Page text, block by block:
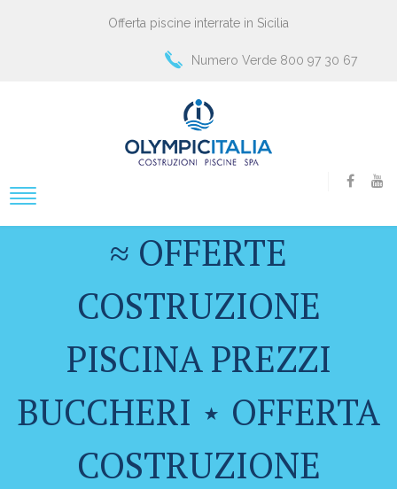
Offerta piscine interrate in Sicilia
Numero Verde 800 97 30 67
≈ OFFERTE
COSTRUZIONE
PISCINA PREZZI
BUCCHERI ⋆ OFFERTA
COSTRUZIONE